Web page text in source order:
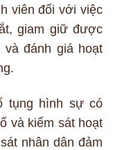
viên đối với việc
giam giữ được
đánh giá hoạt
tụng hình sự có
và kiểm sát hoạt
nhân dân đảm